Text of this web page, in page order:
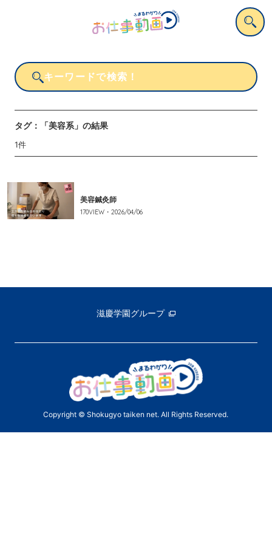
タグ： 「美容系」 の結果
1件
美容鍼灸師
170VIEW・ 2026/04/06
滋慶学園グループ
Copyright © Shokugyo taiken net. All Rights Reserved.